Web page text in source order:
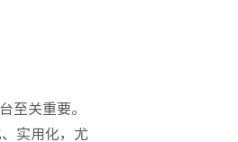
至关重要。
实用化，尤